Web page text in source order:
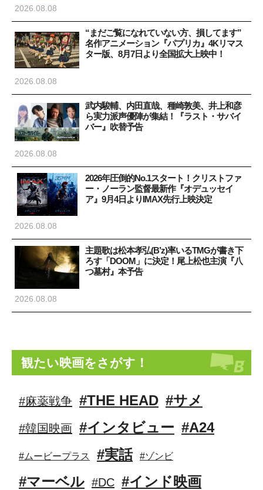
2026.08.08
“まだご覧になれていない方、損してます”
名作アニメーション『パプリカ』4Kリマス
ター版、8月7日より全国拡大上映中！
2026.08.08
武内駿輔、内田直哉、種崎敦美、井上和彦
ら実力派声優陣が集結！『ラスト・サバイ
バー』吹替予告
2026.08.08
2026年圧倒的No.1スタート！クリストファ
ー・ノーラン監督最新作『オデュッセイ
ア』9月4日よりIMAX先行上映決定
2026.08.08
主題歌は松本孝弘(B’z)率いるTMGが書き下
ろす「DOOM」に決定！尾上松也主演『八
つ墓村』本予告
2026.08.08
観たい映画をさがす！
#麻薬戦争 #THE HEAD #サメ
#韓国映画 #インタビュー #A24
#ムービープラス #実話 #ゾンビ
#マーベル #DC #インド映画